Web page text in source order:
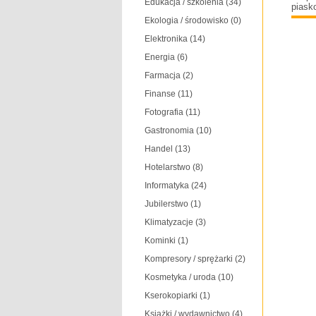
Edukacja / szkolenia (34)
Ekologia / środowisko (0)
Elektronika (14)
Energia (6)
Farmacja (2)
Finanse (11)
Fotografia (11)
Gastronomia (10)
Handel (13)
Hotelarstwo (8)
Informatyka (24)
Jubilerstwo (1)
Klimatyzacje (3)
Kominki (1)
Kompresory / sprężarki (2)
Kosmetyka / uroda (10)
Kserokopiarki (1)
Książki / wydawnictwo (4)